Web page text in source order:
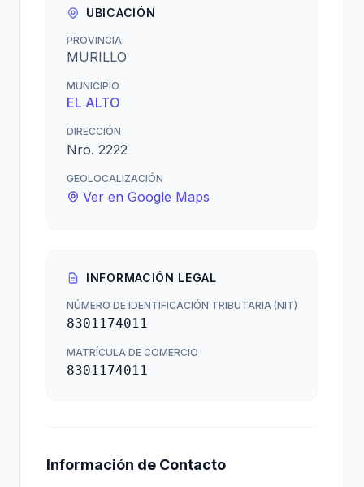
UBICACIÓN
PROVINCIA
MURILLO
MUNICIPIO
EL ALTO
DIRECCIÓN
Nro. 2222
GEOLOCALIZACIÓN
Ver en Google Maps
INFORMACIÓN LEGAL
NÚMERO DE IDENTIFICACIÓN TRIBUTARIA (NIT)
8301174011
MATRÍCULA DE COMERCIO
8301174011
Información de Contacto